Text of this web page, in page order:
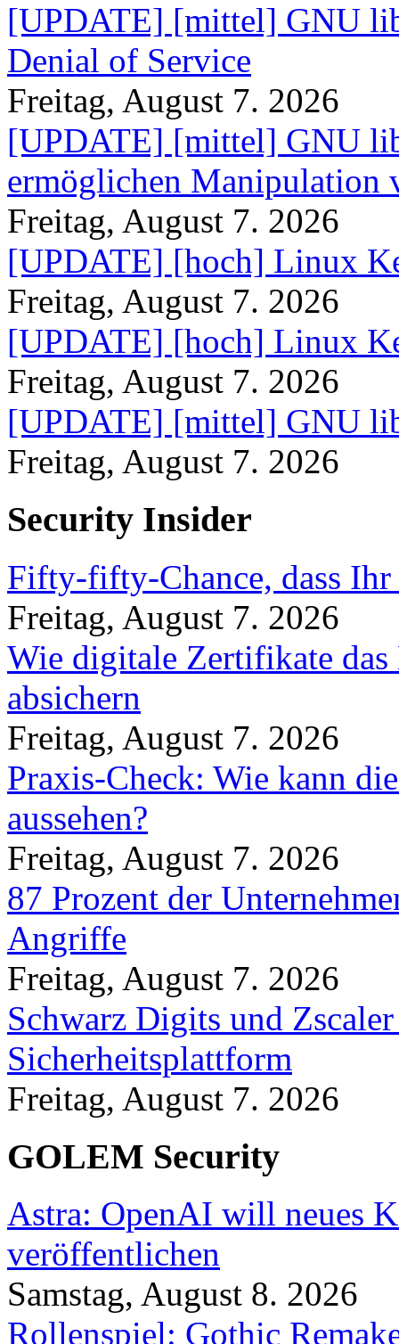
[UPDATE] [mittel] GNU
Denial of Service
Freitag, August 7. 2026
[UPDATE] [mittel] GNU
ermöglichen Manipulation
Freitag, August 7. 2026
[UPDATE] [hoch] Linux
Freitag, August 7. 2026
[UPDATE] [hoch] Linux
Freitag, August 7. 2026
[UPDATE] [mittel] GNU
Freitag, August 7. 2026
Security Insider
Fifty-fifty-Chance, dass
Freitag, August 7. 2026
Wie digitale Zertifikate
absichern
Freitag, August 7. 2026
Praxis-Check: Wie kann
aussehen?
Freitag, August 7. 2026
87 Prozent der
Angriffe
Freitag, August 7. 2026
Schwarz Digits und
Sicherheitsplattform
Freitag, August 7. 2026
GOLEM Security
Astra: OpenAI will neues
veröffentlichen
Samstag, August 8. 2026
Rollenspiel: Gothic